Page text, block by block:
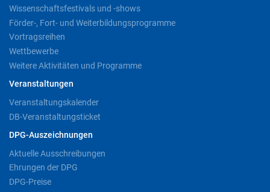
Wissenschaftsfestivals und -shows
Förder-, Fort- und Weiterbildungsprogramme
Vortragsreihen
Wettbewerbe
Weitere Aktivitäten und Programme
Veranstaltungen
Veranstaltungskalender
DB-Veranstaltungsticket
DPG-Auszeichnungen
Aktuelle Ausschreibungen
Ehrungen der DPG
DPG-Preise